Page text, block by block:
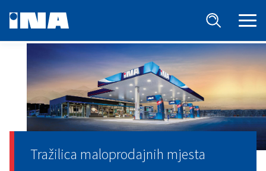
Tražilica maloprodajnih mjesta